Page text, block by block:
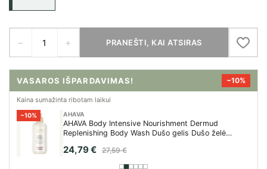
− + PRANEŠTI, KAI ATSIRAS
VASAROS IŠPARDAVIMAS! −20%
Kaina sumažinta ribotam laikui
2,53 €